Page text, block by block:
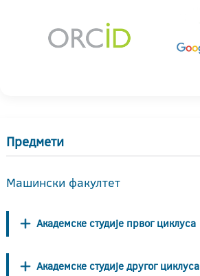
Предмети
Машински факултет
Академске студије првог циклуса
Академске студије другог циклуса